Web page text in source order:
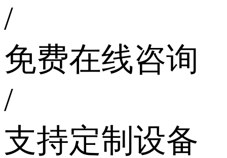
/
免费在线咨询
/
支持定制设备